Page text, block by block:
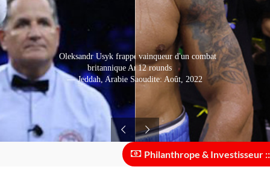
Oleksandr Usyk est sorti vainqueur d'un combat
difficile de 12 rounds
— Jeddah, Arabie Saoudite: Août, 2022
Oleksandr Usyk frappe le champion de boxe
britannique Anthony Joshua
— Jeddah, Arabie Saoudite: Août, 2022
Philanthrope & Investisseur ::